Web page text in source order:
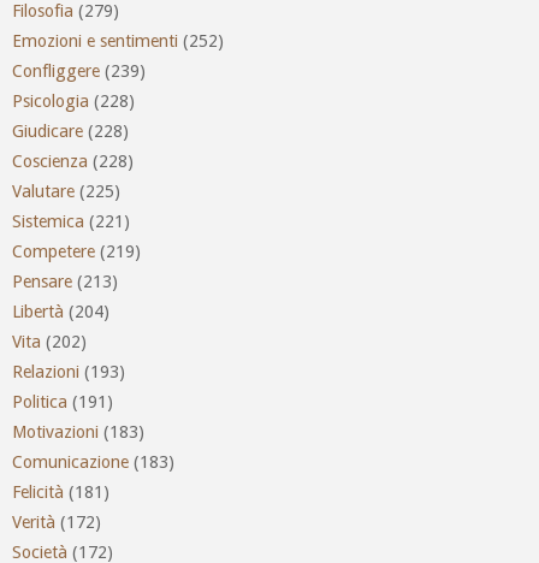
Filosofia (279)
Emozioni e sentimenti (252)
Confliggere (239)
Psicologia (228)
Giudicare (228)
Coscienza (228)
Valutare (225)
Sistemica (221)
Competere (219)
Pensare (213)
Libertà (204)
Vita (202)
Relazioni (193)
Politica (191)
Motivazioni (183)
Comunicazione (183)
Felicità (181)
Verità (172)
Società (172)